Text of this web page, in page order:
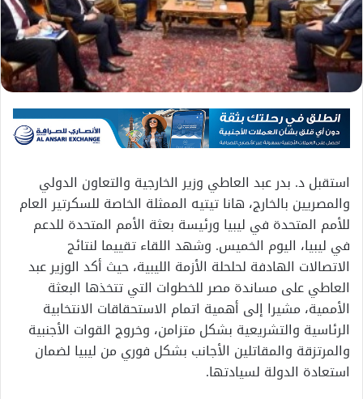
استقبل د. بدر عبد العاطي وزير الخارجية والتعاون الدولي
والمصريين بالخارج، هانا تيتيه الممثلة الخاصة للسكرتير العام
للأمم المتحدة في ليبيا ورئيسة بعثة الأمم المتحدة للدعم
في ليبيا، اليوم الخميس. وشهد اللقاء تقييما لنتائج
الاتصالات الهادفة لحلحلة الأزمة الليبية، حيث أكد الوزير عبد
العاطي على مساندة مصر للخطوات التي تتخذها البعثة
الأممية، مشيرا إلى أهمية اتمام الاستحقاقات الانتخابية
الرئاسية والتشريعية بشكل متزامن، وخروج القوات الأجنبية
والمرتزقة والمقاتلين الأجانب بشكل فوري من ليبيا لضمان
استعادة الدولة لسيادتها.